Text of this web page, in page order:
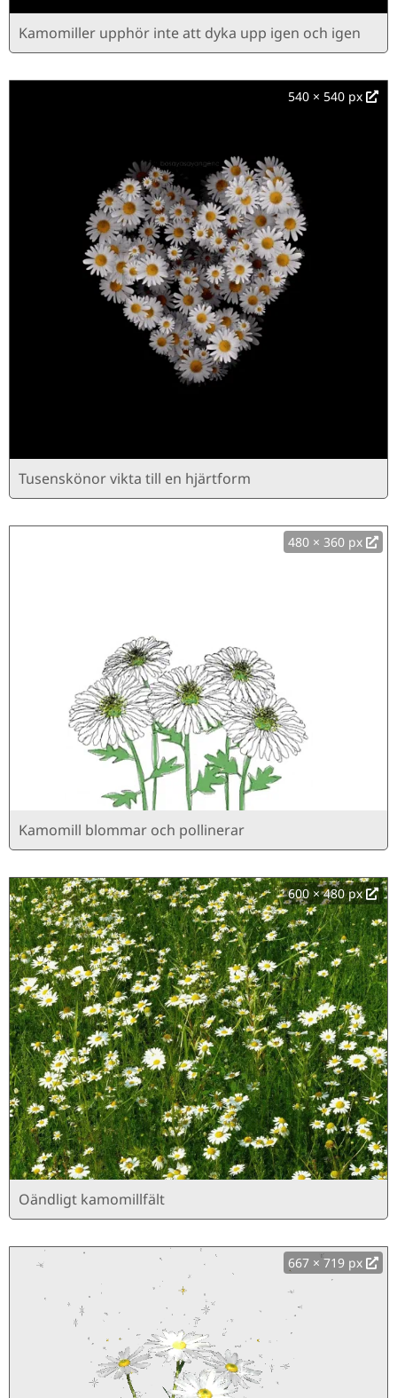
Kamomiller upphör inte att dyka upp igen och igen
540 × 540 px
Tusenskönor vikta till en hjärtform
480 × 360 px
Kamomill blommar och pollinerar
600 × 480 px
Oändligt kamomillfält
667 × 719 px